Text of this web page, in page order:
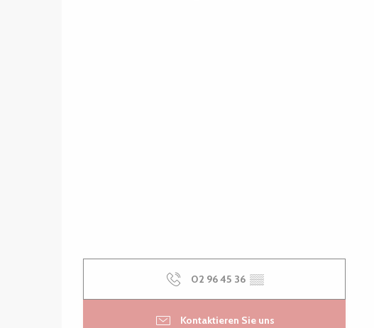
02 96 45 36 ▒▒
Kontaktieren Sie uns